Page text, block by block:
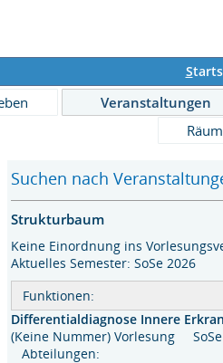
S
Veranstaltungen
Suchen nach
Strukturbaum
Keine Einordnung ins
Aktuelles Semester: SoSe 2026
Funktionen:
Differentialdiagnose Innere
(Keine Nummer) Vorlesung
Abteilungen: